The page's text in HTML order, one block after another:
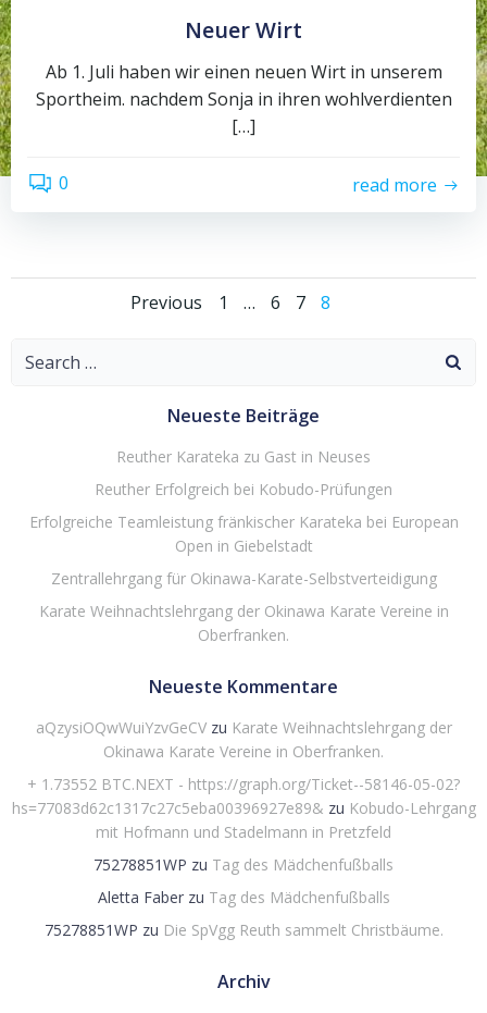
Neuer Wirt
Ab 1. Juli haben wir einen neuen Wirt in unserem
Sportheim. nachdem Sonja in ihren wohlverdienten
[…]
0 read more
Posts
Previous
Posts
Page
1 … Page
6 Page
7 Page
8
Search
Neueste Beiträge
Reuther Karateka zu Gast in Neuses
Reuther Erfolgreich bei Kobudo-Prüfungen
Erfolgreiche Teamleistung fränkischer Karateka bei European
Open in Giebelstadt
Zentrallehrgang für Okinawa-Karate-Selbstverteidigung
Karate Weihnachtslehrgang der Okinawa Karate Vereine in
Oberfranken.
Neueste Kommentare
aQzysiOQwWuiYzvGeCVzu Karate Weihnachtslehrgang der
Okinawa Karate Vereine in Oberfranken.
+ 1.73552 BTC.NEXT - https://graph.org/Ticket--58146-05-02?
hs=77083d62c1317c27c5eba00396927e89& zu Kobudo-Lehrgang
mit Hofmann und Stadelmann in Pretzfeld
75278851WP zu Tag des Mädchenfußballs
Aletta Faberzu Tag des Mädchenfußballs
75278851WP zu Die SpVgg Reuth sammelt Christbäume.
Archiv